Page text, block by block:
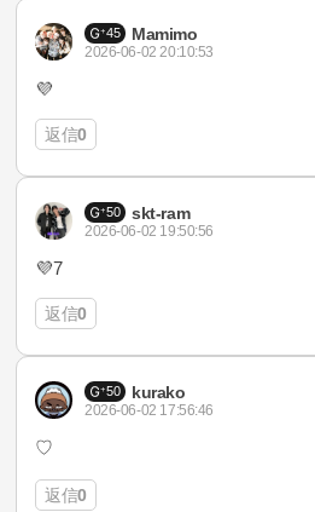
45 Mamimo
2026-06-02 20:10:53
💜
返信0
50 skt-ram
2026-06-02 19:50:56
💜7
返信0
50 kurako
2026-06-02 17:56:46
♡
返信0